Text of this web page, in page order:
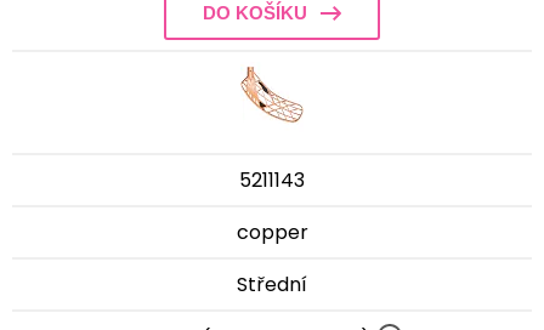
DO KOŠÍKU
5211143
copper
Střední